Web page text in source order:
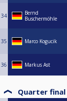
34
Bernd
Buschermöhle
35 Marco Kogucik
36 Markus Ast
Quarter final